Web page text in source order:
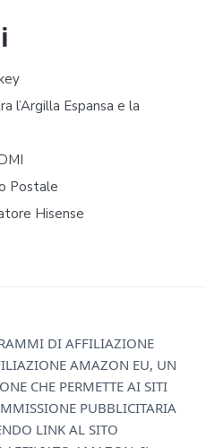
l’Argilla Espansa e la
Postale
Hisense​​
DI AFFILIAZIONE
AMAZON EU, UN
CHE PERMETTE AI SITI
PUBBLICITARIA
LINK AL SITO